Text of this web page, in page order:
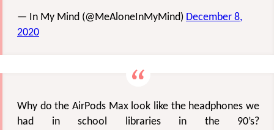
— In My Mind (@MeAloneInMyMind) December 8,
2020
Why do the AirPods Max look like the headphones we
had in school libraries in the 90’s?